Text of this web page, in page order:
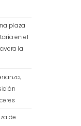
plaza
en el
la
de